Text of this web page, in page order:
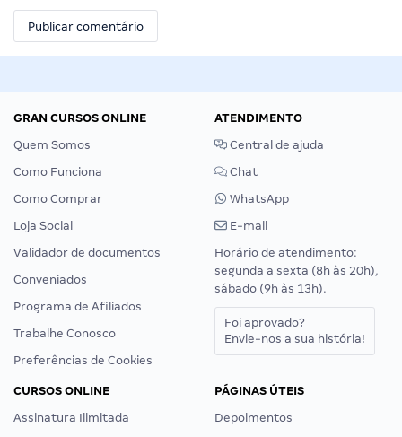
GRAN CURSOS ONLINE
Quem Somos
Como Funciona
Como Comprar
Loja Social
Validador de documentos
Conveniados
Programa de Afiliados
Trabalhe Conosco
Preferências de Cookies
ATENDIMENTO
Central de ajuda
Chat
WhatsApp
E-mail
Horário de atendimento:
segunda a sexta (8h às 20h),
sábado (9h às 13h).
Foi aprovado?
Envie-nos a sua história!
CURSOS ONLINE
Assinatura Ilimitada
PÁGINAS ÚTEIS
Depoimentos